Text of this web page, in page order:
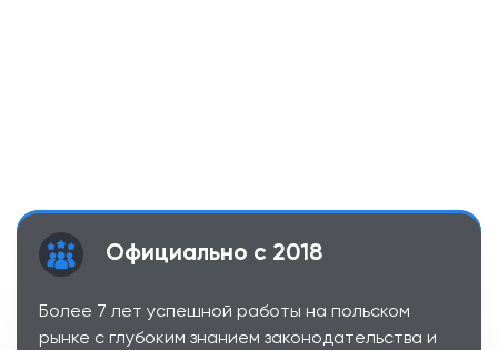
Официально с 2018
Более 7 лет успешной работы на польском
рынке с глубоким знанием законодательства и